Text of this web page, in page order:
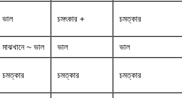
ভাল চমৎকার + চমত্কার
মাঝখানে ~ ভাল ভাল ভাল
চমত্কার চমত্কার চমত্কার